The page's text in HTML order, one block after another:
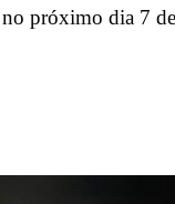
no próximo dia 7